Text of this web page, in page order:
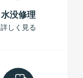
水没修理
詳しく見る